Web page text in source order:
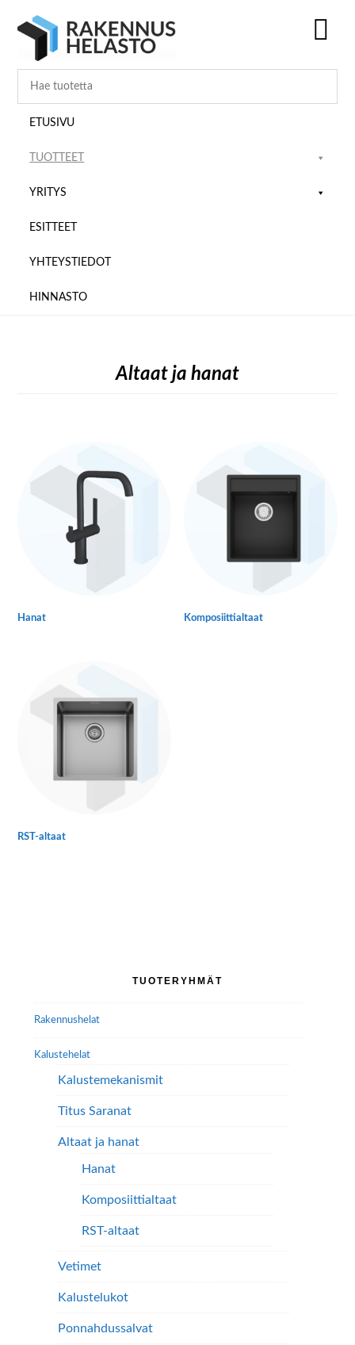
pääsisältöön
ensisijaiseen
alatunnisteeseen
ETUSIVU
TUOTTEET
YRITYS
ESITTEET
YHTEYSTIEDOT
HINNASTO
Altaat ja hanat
Hanat Komposiittialtaat
RST-altaat
TUOTERYHMÄT
Rakennushelat
Kalustehelat
Kalustemekanismit
Titus Saranat
Altaat ja hanat
Hanat
Komposiittialtaat
RST-altaat
Vetimet
Kalustelukot
Ponnahdussalvat